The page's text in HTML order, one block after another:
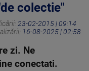
colectie"
23-02-2015 | 09:14
16-08-2025 | 02:58
zi. Ne
conectati.